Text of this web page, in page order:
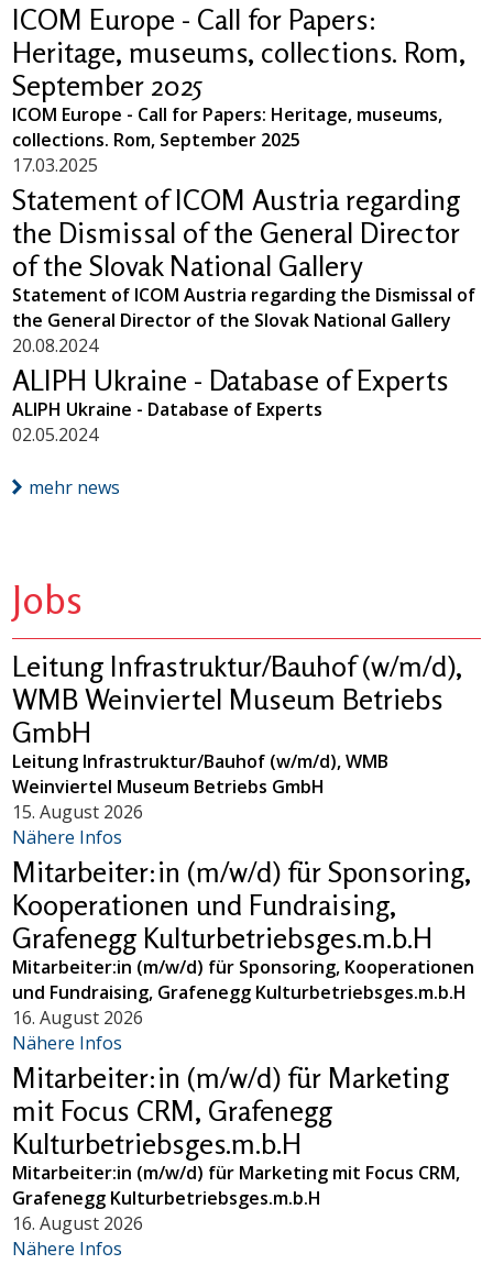
ICOM Europe - Call for Papers:
Heritage, museums, collections. Rom,
September 2025
ICOM Europe - Call for Papers: Heritage, museums,
collections. Rom, September 2025
17.03.2025
Statement of ICOM Austria regarding
the Dismissal of the General Director
of the Slovak National Gallery
Statement of ICOM Austria regarding the Dismissal of
the General Director of the Slovak National Gallery
20.08.2024
ALIPH Ukraine - Database of Experts
ALIPH Ukraine - Database of Experts
02.05.2024
mehr news
Jobs
Leitung Infrastruktur/Bauhof (w/m/d),
WMB Weinviertel Museum Betriebs
GmbH
Leitung Infrastruktur/Bauhof (w/m/d), WMB
Weinviertel Museum Betriebs GmbH
15. August 2026
Nähere Infos
Mitarbeiter:in (m/w/d) für Sponsoring,
Kooperationen und Fundraising,
Grafenegg Kulturbetriebsges.m.b.H
Mitarbeiter:in (m/w/d) für Sponsoring, Kooperationen
und Fundraising, Grafenegg Kulturbetriebsges.m.b.H
16. August 2026
Nähere Infos
Mitarbeiter:in (m/w/d) für Marketing
mit Focus CRM, Grafenegg
Kulturbetriebsges.m.b.H
Mitarbeiter:in (m/w/d) für Marketing mit Focus CRM,
Grafenegg Kulturbetriebsges.m.b.H
16. August 2026
Nähere Infos